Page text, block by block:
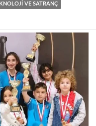
VE SATRANÇ